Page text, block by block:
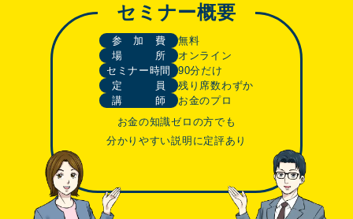
セミナー概要
参 加 費
無料
場 所
オンライン
セミナー時間
90分だけ
定 員
残り席数わずか
講 師
お金のプロ
お金の知識ゼロの方でも
分かりやすい説明に定評あり